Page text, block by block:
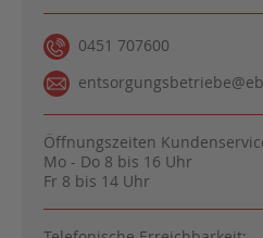
0451 707600
Öffnungszeiten
Mo - Do 8 bis 16 Uhr
Fr 8 bis 14 Uhr